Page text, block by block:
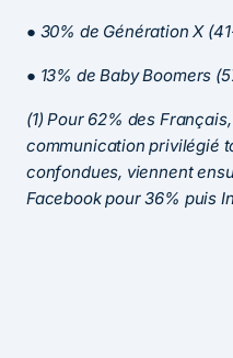
● 30% de Génération X
● 13% de Baby Boomers
(1) Pour 62% des
communication privilégié
confondues, viennent
Facebook pour 36% puis